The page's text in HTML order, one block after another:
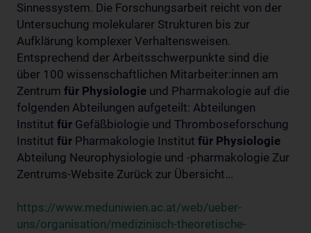
Sinnessystem. Die Forschungsarbeit reicht von der
Untersuchung molekularer Strukturen bis zur
Aufklärung komplexer Verhaltensweisen.
Entsprechend der Arbeitsschwerpunkte sind die
über 100 wissenschaftlichen Mitarbeiter:innen am
Zentrum für Physiologie und Pharmakologie auf die
folgenden Abteilungen aufgeteilt: Abteilungen
Institut für Gefäßbiologie und Thromboseforschung
Institut für Pharmakologie Institut für Physiologie
Abteilung Neurophysiologie und -pharmakologie Zur
Zentrums-Website Zurück zur Übersicht...
https://www.meduniwien.ac.at/web/ueber-
uns/organisation/medizinisch-theoretische-